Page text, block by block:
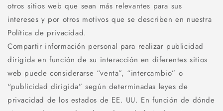
otros sitios web que sean más relevantes para sus
intereses y por otros motivos que se describen en nuestra
Política de privacidad.
Compartir información personal para realizar publicidad
dirigida en función de su interacción en diferentes sitios
web puede considerarse “venta”, “intercambio” o
“publicidad dirigida” según determinadas leyes de
privacidad de los estados de EE. UU. En función de dónde